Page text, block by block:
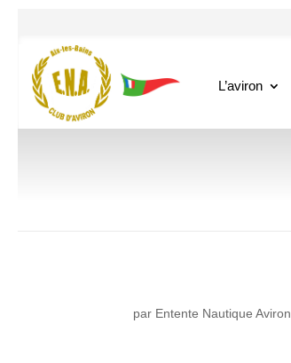
L’aviron
par Entente Nautique Aviron